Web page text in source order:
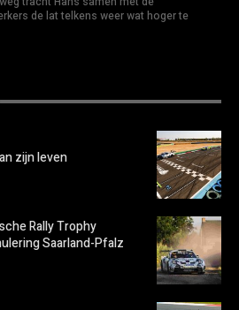
de lat telkens weer wat hoger te
zijn leven
Rally Trophy
Saarland-Pfalz